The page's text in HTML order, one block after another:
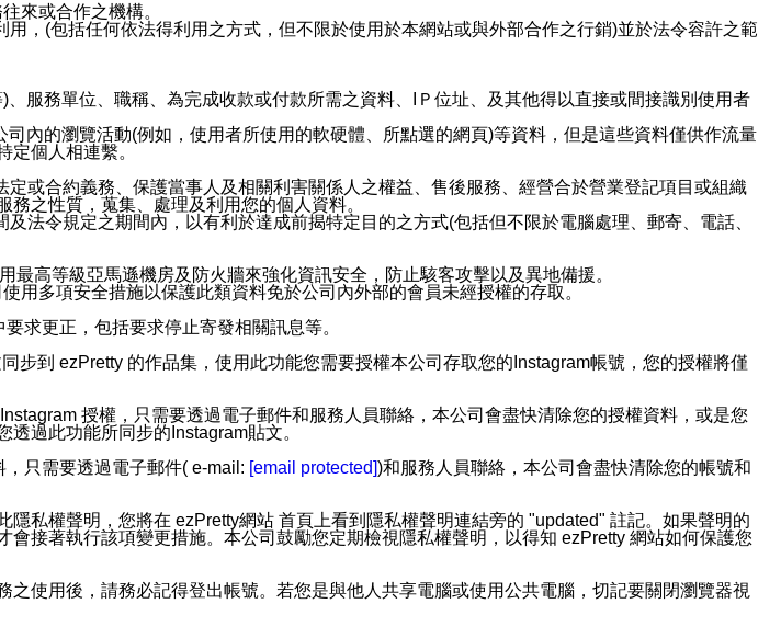
來或合作之機構。
，(包括任何依法得利用之方式，但不限於使用於本網站或與外部合作之行銷)並於法令容許之範
服務單位、職稱、為完成收款或付款所需之資料、IＰ位址、及其他得以直接或間接識別使用者
內的瀏覽活動(例如，使用者所使用的軟硬體、所點選的網頁)等資料，但是這些資料僅供作流量
個人相連繫。
或合約義務、保護當事人及相關利害關係人之權益、售後服務、經營合於營業登記項目或組織
之性質，蒐集、處理及利用您的個人資料。
法令規定之期間內，以有利於達成前揭特定目的之方式(包括但不限於電腦處理、郵寄、電話、
高等級亞馬遜機房及防火牆來強化資訊安全，防止駭客攻擊以及異地備援。
用多項安全措施以保護此類資料免於公司內外部的會員未經授權的存取。
求更正，包括要求停止寄發相關訊息等。
到 ezPretty 的作品集，使用此功能您需要授權本公司存取您的Instagram帳號，您的授權將僅
授權，只需要透過電子郵件和服務人員聯絡，本公司會盡快清除您的授權資料，或是您
過此功能所同步的Instagram貼文。
只需要透過電子郵件( e-mail: [email protected])和服務人員聯絡，本公司會盡快清除您的帳號和
私權聲明，您將在 ezPretty網站 首頁上看到隱私權聲明連結旁的 "updated" 註記。如果聲明的
接著執行該項變更措施。本公司鼓勵您定期檢視隱私權聲明，以得知 ezPretty 網站如何保護您
使用後，請務必記得登出帳號。若您是與他人共享電腦或使用公共電腦，切記要關閉瀏覽器視